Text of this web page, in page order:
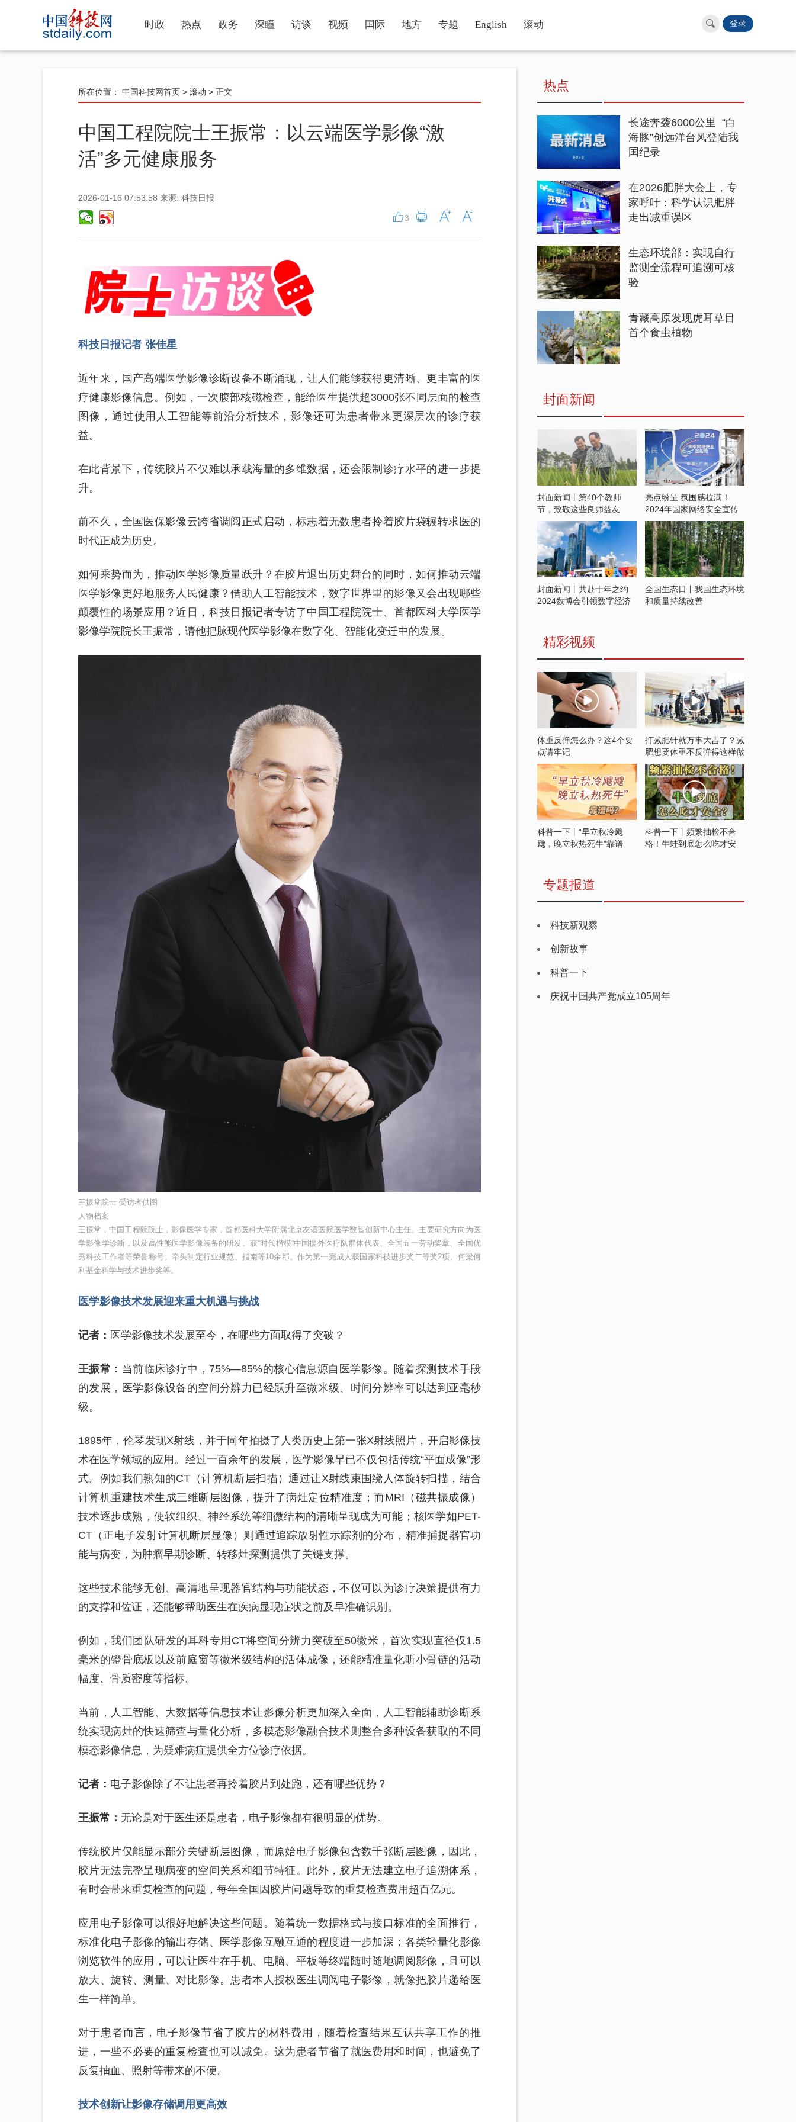
时政 热点 政务 深瞳 访谈 视频 国际 地方 专题 English 滚动 登录
所在位置： 中国科技网首页 > 滚动 > 正文
中国工程院院士王振常：以云端医学影像“激
活”多元健康服务
2026-01-16 07:53:58 来源: 科技日报
3
科技日报记者 张佳星
近年来，国产高端医学影像诊断设备不断涌现，让人们能够获得更清晰、更丰富的医
疗健康影像信息。例如，一次腹部核磁检查，能给医生提供超3000张不同层面的检查
图像，通过使用人工智能等前沿分析技术，影像还可为患者带来更深层次的诊疗获
益。
在此背景下，传统胶片不仅难以承载海量的多维数据，还会限制诊疗水平的进一步提
升。
前不久，全国医保影像云跨省调阅正式启动，标志着无数患者拎着胶片袋辗转求医的
时代正成为历史。
如何乘势而为，推动医学影像质量跃升？在胶片退出历史舞台的同时，如何推动云端
医学影像更好地服务人民健康？借助人工智能技术，数字世界里的影像又会出现哪些
颠覆性的场景应用？近日，科技日报记者专访了中国工程院院士、首都医科大学医学
影像学院院长王振常，请他把脉现代医学影像在数字化、智能化变迁中的发展。
王振常院士 受访者供图
人物档案
王振常，中国工程院院士，影像医学专家，首都医科大学附属北京友谊医院医学数智创新中心主任。主要研究方向为医
学影像学诊断，以及高性能医学影像装备的研发。获“时代楷模”中国援外医疗队群体代表、全国五一劳动奖章、全国优
秀科技工作者等荣誉称号。牵头制定行业规范、指南等10余部。作为第一完成人获国家科技进步奖二等奖2项、何梁何
利基金科学与技术进步奖等。
医学影像技术发展迎来重大机遇与挑战
记者： 医学影像技术发展至今，在哪些方面取得了突破？
王振常： 当前临床诊疗中，75%—85%的核心信息源自医学影像。随着探测技术手段
的发展，医学影像设备的空间分辨力已经跃升至微米级、时间分辨率可以达到亚毫秒
级。
1895年，伦琴发现X射线，并于同年拍摄了人类历史上第一张X射线照片，开启影像技
术在医学领域的应用。经过一百余年的发展，医学影像早已不仅包括传统“平面成像”形
式。例如我们熟知的CT（计算机断层扫描）通过让X射线束围绕人体旋转扫描，结合
计算机重建技术生成三维断层图像，提升了病灶定位精准度；而MRI（磁共振成像）
技术逐步成熟，使软组织、神经系统等细微结构的清晰呈现成为可能；核医学如PET-
CT（正电子发射计算机断层显像）则通过追踪放射性示踪剂的分布，精准捕捉器官功
能与病变，为肿瘤早期诊断、转移灶探测提供了关键支撑。
这些技术能够无创、高清地呈现器官结构与功能状态，不仅可以为诊疗决策提供有力
的支撑和佐证，还能够帮助医生在疾病显现症状之前及早准确识别。
例如，我们团队研发的耳科专用CT将空间分辨力突破至50微米，首次实现直径仅1.5
毫米的镫骨底板以及前庭窗等微米级结构的活体成像，还能精准量化听小骨链的活动
幅度、骨质密度等指标。
当前，人工智能、大数据等信息技术让影像分析更加深入全面，人工智能辅助诊断系
统实现病灶的快速筛查与量化分析，多模态影像融合技术则整合多种设备获取的不同
模态影像信息，为疑难病症提供全方位诊疗依据。
记者： 电子影像除了不让患者再拎着胶片到处跑，还有哪些优势？
王振常： 无论是对于医生还是患者，电子影像都有很明显的优势。
传统胶片仅能显示部分关键断层图像，而原始电子影像包含数千张断层图像，因此，
胶片无法完整呈现病变的空间关系和细节特征。此外，胶片无法建立电子追溯体系，
有时会带来重复检查的问题，每年全国因胶片问题导致的重复检查费用超百亿元。
应用电子影像可以很好地解决这些问题。随着统一数据格式与接口标准的全面推行，
标准化电子影像的输出存储、医学影像互融互通的程度进一步加深；各类轻量化影像
浏览软件的应用，可以让医生在手机、电脑、平板等终端随时随地调阅影像，且可以
放大、旋转、测量、对比影像。患者本人授权医生调阅电子影像，就像把胶片递给医
生一样简单。
对于患者而言，电子影像节省了胶片的材料费用，随着检查结果互认共享工作的推
进，一些不必要的重复检查也可以减免。这为患者节省了就医费用和时间，也避免了
反复抽血、照射等带来的不便。
技术创新让影像存储调用更高效
热点
长途奔袭6000公里 “白
海豚”创远洋台风登陆我
国纪录
在2026肥胖大会上，专
家呼吁：科学认识肥胖
走出减重误区
生态环境部：实现自行
监测全流程可追溯可核
验
青藏高原发现虎耳草目
首个食虫植物
封面新闻
封面新闻丨第40个教师
节，致敬这些良师益友
亮点纷呈 氛围感拉满！
2024年国家网络安全宣传
周开启
封面新闻丨共赴十年之约
2024数博会引领数字经济
全国生态日丨我国生态环境
和质量持续改善
精彩视频
体重反弹怎么办？这4个要
点请牢记
打减肥针就万事大吉了？减
肥想要体重不反弹得这样做
科普一下丨“早立秋冷飕
飕，晚立秋热死牛”靠谱
科普一下丨频繁抽检不合
格！牛蛙到底怎么吃才安
专题报道
科技新观察
创新故事
科普一下
庆祝中国共产党成立105周年